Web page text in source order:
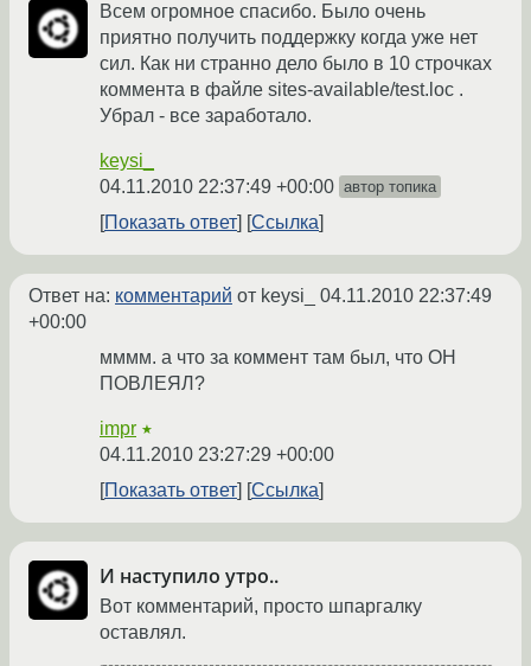
Всем огромное спасибо. Было очень
приятно получить поддержку когда уже нет
сил. Как ни странно дело было в 10 строчках
коммента в файле sites-available/test.loc .
Убрал - все заработало.
keysi_
04.11.2010 22:37:49 +00:00 автор топика
Показать ответ Ссылка
Ответ на: комментарий от keysi_ 04.11.2010 22:37:49
+00:00
мммм. а что за коммент там был, что ОН
ПОВЛЕЯЛ?
impr ★
04.11.2010 23:27:29 +00:00
Показать ответ
Ссылка
И наступило утро..
Вот комментарий, просто шпаргалку
оставлял.